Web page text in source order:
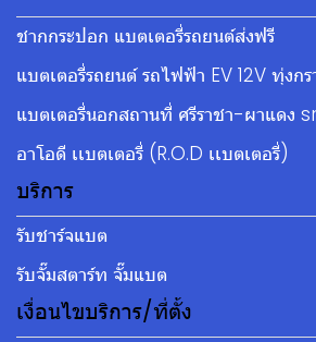
ชากกระปอก แบตเตอรี่รถยนต์ส่งฟรี
แบตเตอรี่รถยนต์ รถไฟฟ้า EV 12V ทุ่งก
แบตเตอรี่นอกสถานที่ ศรีราชา-ผาแดง
อาโอดี เเบตเตอรี่ (R.O.D เเบตเตอรี่)
บริการ
รับชาร์จแบต
รับจั๊มสตาร์ท จั๊มแบต
เงื่อนไขบริการ/ที่ตั้ง